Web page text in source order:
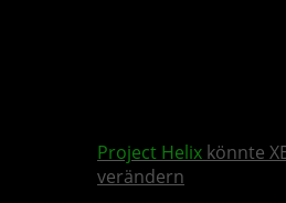
Project Helix könnte
verändern